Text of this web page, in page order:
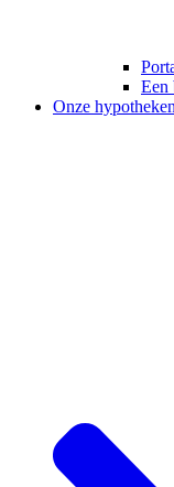
Een
Onze hypotheken